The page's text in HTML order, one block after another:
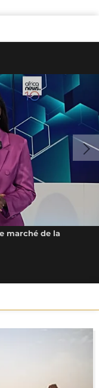
marché de la